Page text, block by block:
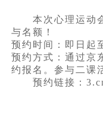
本次心理运动
与名额！
预约时间：即日起
预约方式：通过京
约报名。参与二课
预约链接：